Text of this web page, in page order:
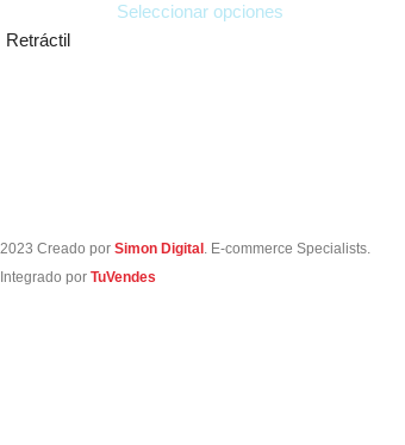
Seleccionar opciones
Retráctil
2023 Creado por Simon Digital . E-commerce Specialists.
Integrado por TuVendes